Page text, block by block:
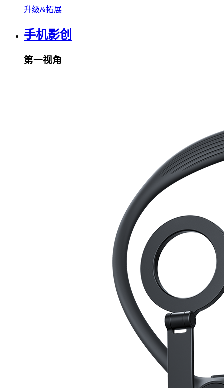
升级&拓展
手机影创
第一视角